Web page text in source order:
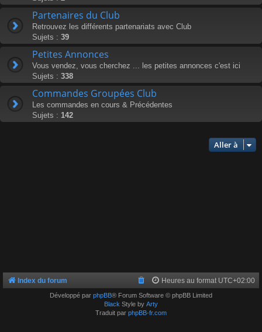
h
Partenaires du Club
Retrouvez les différents partenariats avec Club
Sujets : 39
Petites Annonces
Vous vendez, vous cherchez ... les petites annonces c'est ici
Sujets : 338
Commandes Groupées Club
Les commandes en cours & Précédentes
Sujets : 142
Aller à
Index du forum Heures au format UTC+02:00
Développé par phpBB® Forum Software © phpBB Limited
Black Style by Arty
Traduit par phpBB-fr.com